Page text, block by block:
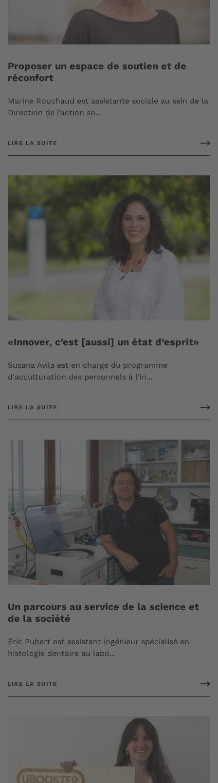
Proposer un espace de soutien et de
réconfort
Marine Rouchaud est assistante sociale au sein de la
Direction de l’action so...
LIRE LA SUITE
«Innover, c’est [aussi] un état d’esprit»
Susana Avila est en charge du programme
d'acculturation des personnels à l'in...
LIRE LA SUITE
Un parcours au service de la science et
de la société
Éric Pubert est assistant ingénieur spécialisé en
histologie dentaire au labo...
LIRE LA SUITE